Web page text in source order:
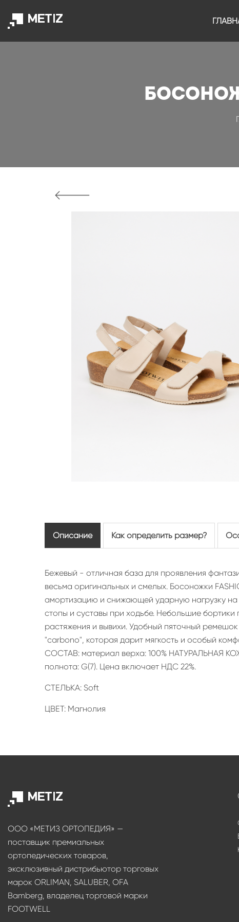
Описание Как определить размер?
Бежевый - отличная база для проявления
весьма оригинальных и смелых. Босоножки
амортизацию и снижающей ударную нагрузку на
стопы и суставы при ходьбе. Небольшие
растяжения и вывихи. Удобный пяточный
"carbono", которая дарит мягкость и особый
СОСТАВ: материал верха: 100% НАТУРАЛЬНАЯ
полнота: G(7). Цена включает НДС 22%.
СТЕЛЬКА: Soft
ЦВЕТ: Магнолия
ООО «МЕТИЗ ОРТОПЕДИЯ» —
поставщик премиальных
ортопедических товаров,
эксклюзивный дистрибьютор торговых
марок ORLIMAN, SALUBER, OFA
Bamberg, владелец торговой марки
FOOTWELL